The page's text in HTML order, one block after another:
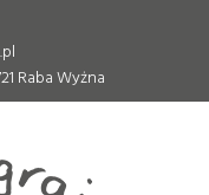
Raba Wyżna